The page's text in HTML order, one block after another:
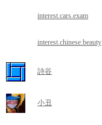
interest.cars.exam
interest.chinese.beauty
詩谷
小丑